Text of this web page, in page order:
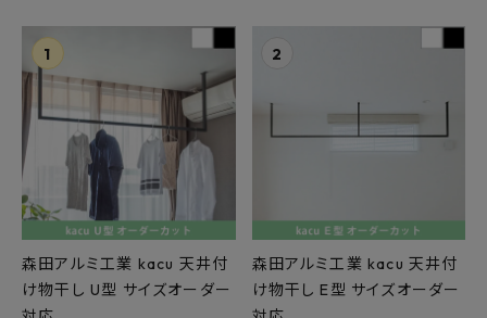
森田アルミ工業 kacu 天井付
け物干し U型 サイズオーダー
森田アルミ工業 kacu 天井付
け物干し E型 サイズオーダー